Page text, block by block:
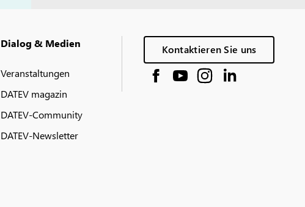
Dialog & Medien
Veranstaltungen
DATEV magazin
DATEV-Community
DATEV-Newsletter
Kontaktieren Sie uns